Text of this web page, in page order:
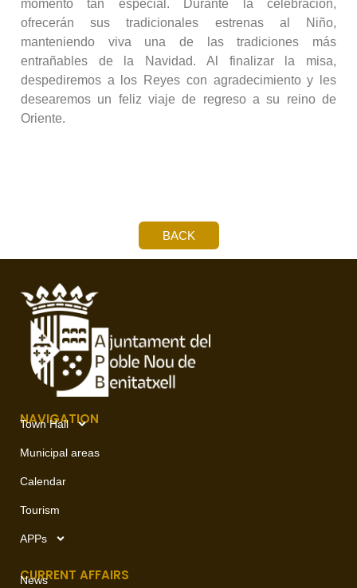
momento tan especial. Durante la celebración,
ofrecerán sus tradicionales estrenas al Niño,
manteniendo viva una de las tradiciones más
entrañables de la Navidad. Al finalizar la misa,
despediremos a los Reyes con agradecimiento y les
desearemos un feliz viaje de regreso a su reino de
Oriente.
BACK
NAVIGATION
Town Hall
Municipal areas
Calendar
Tourism
APPs
CURRENT AFFAIRS
News